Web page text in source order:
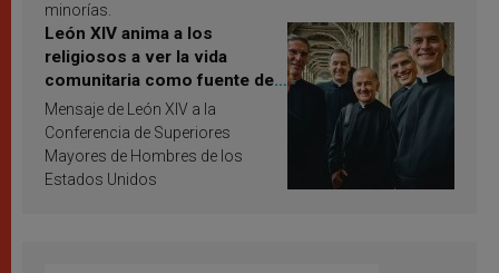
minorías.
León XIV anima a los
religiosos a ver la vida
comunitaria como fuente de
inspiración y santificación
Mensaje de León XIV a la
Conferencia de Superiores
Mayores de Hombres de los
Estados Unidos